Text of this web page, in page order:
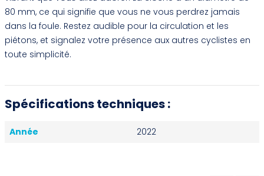
80 mm, ce qui signifie que vous ne vous perdrez jamais
dans la foule. Restez audible pour la circulation et les
piétons, et signalez votre présence aux autres cyclistes en
toute simplicité.
Spécifications techniques :
Année 2022